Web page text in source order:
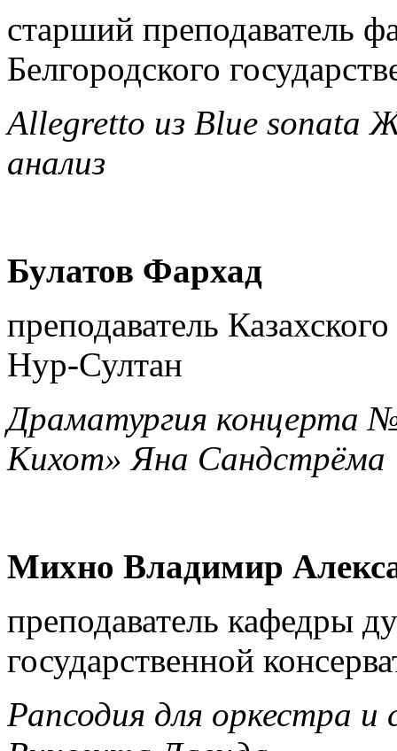
старший преподаватель
Белгородского
Allegretto из Blue sonata
анализ
Булатов Фархад
преподаватель
Нур-Султан
Драматургия концерта
Кихот» Яна Сандстрёма
Михно Владимир
преподаватель кафедры
государственной
Рапсодия для оркестра и